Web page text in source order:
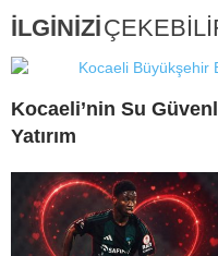
İLGİNİZİ
Kocaeli’nin Su
Yatırım